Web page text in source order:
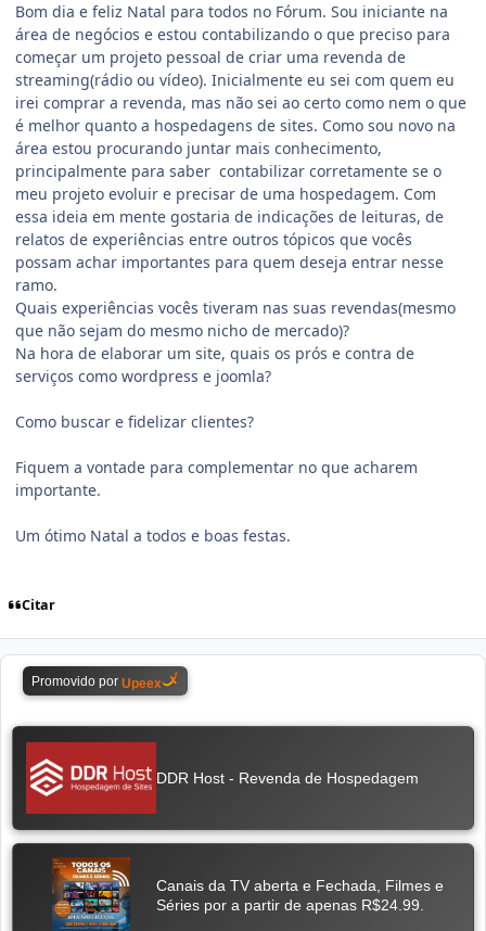
Bom dia e feliz Natal para todos no Fórum. Sou iniciante na
área de negócios e estou contabilizando o que preciso para
começar um projeto pessoal de criar uma revenda de
streaming(rádio ou vídeo). Inicialmente eu sei com quem eu
irei comprar a revenda, mas não sei ao certo como nem o que
é melhor quanto a hospedagens de sites. Como sou novo na
área estou procurando juntar mais conhecimento,
principalmente para saber contabilizar corretamente se o
meu projeto evoluir e precisar de uma hospedagem. Com
essa ideia em mente gostaria de indicações de leituras, de
relatos de experiências entre outros tópicos que vocês
possam achar importantes para quem deseja entrar nesse
ramo.
Quais experiências vocês tiveram nas suas revendas(mesmo
que não sejam do mesmo nicho de mercado)?
Na hora de elaborar um site, quais os prós e contra de
serviços como wordpress e joomla?
Como buscar e fidelizar clientes?
Fiquem a vontade para complementar no que acharem
importante.
Um ótimo Natal a todos e boas festas.
Citar